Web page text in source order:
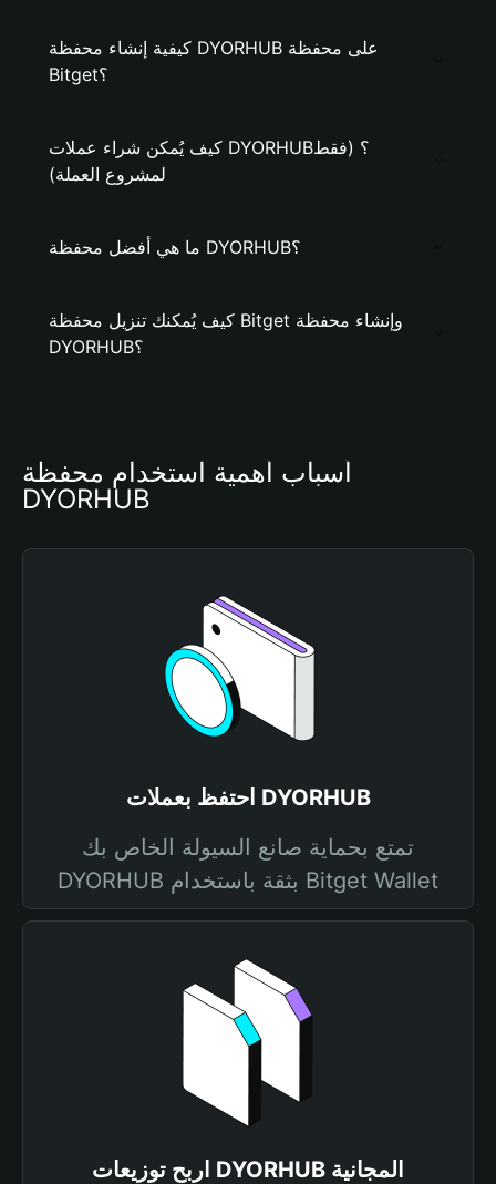
كيفية إنشاء محفظة DYORHUB على محفظة
Bitget؟
كيف يُمكن شراء عملات DYORHUB؟ (فقط
لمشروع العملة)
ما هي أفضل محفظة DYORHUB؟
كيف يُمكنك تنزيل محفظة Bitget وإنشاء محفظة
DYORHUB؟
أسباب أهمية استخدام محفظة
DYORHUB
احتفظ بعملات DYORHUB
تمتع بحماية صانع السيولة الخاص بك
DYORHUB بثقة باستخدام Bitget Wallet
اربح توزيعات DYORHUB المجانية